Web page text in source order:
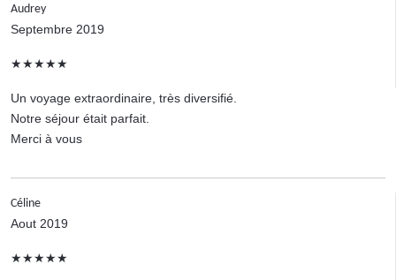
Audrey
Septembre 2019
★★★★★
Un voyage extraordinaire, très diversifié.
Notre séjour était parfait.
Merci à vous
Céline
Aout 2019
★★★★★